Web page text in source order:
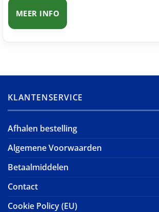
MEER INFO
KLANTENSERVICE
Afhalen bestelling
Algemene Voorwaarden
Betaalmiddelen
Contact
Cookie Policy (EU)